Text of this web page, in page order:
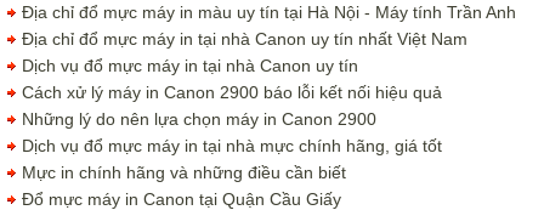
Địa chỉ đổ mực máy in màu uy tín tại Hà Nội - Máy tính Trần Anh
Địa chỉ đổ mực máy in tại nhà Canon uy tín nhất Việt Nam
Dịch vụ đổ mực máy in tại nhà Canon uy tín
Cách xử lý máy in Canon 2900 báo lỗi kết nối hiệu quả
Những lý do nên lựa chọn máy in Canon 2900
Dịch vụ đổ mực máy in tại nhà mực chính hãng, giá tốt
Mực in chính hãng và những điều cần biết
Đổ mực máy in Canon tại Quận Cầu Giấy